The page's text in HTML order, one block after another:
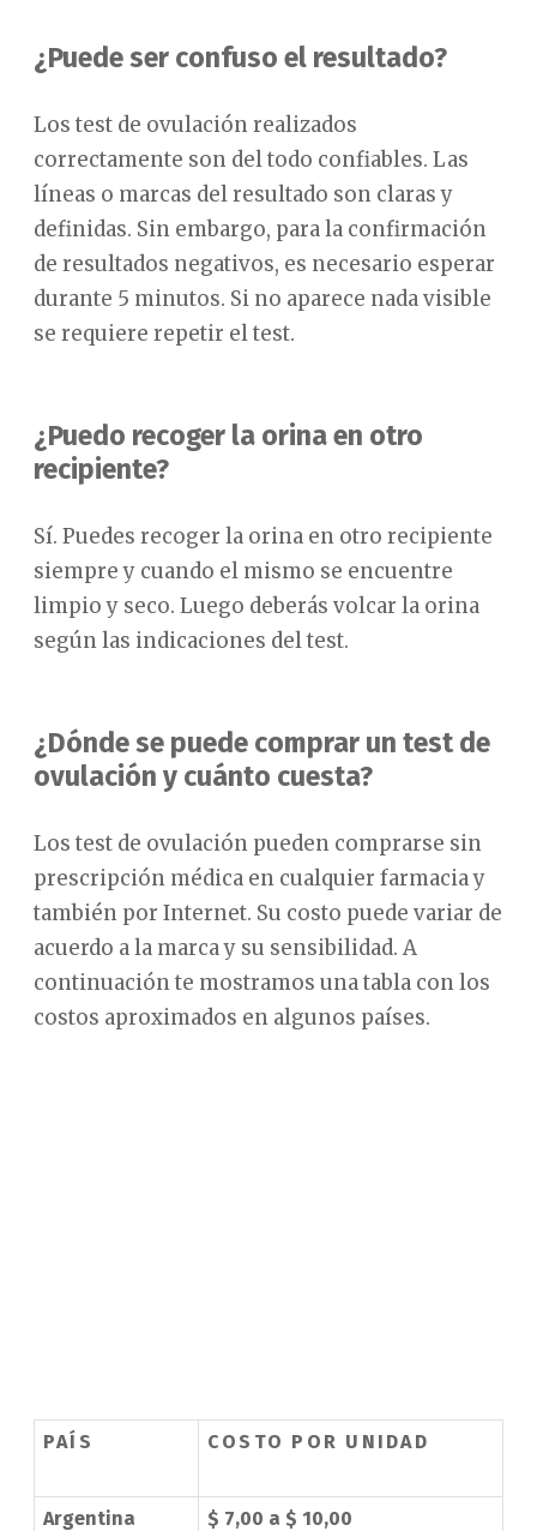
¿Puede ser confuso el resultado?
Los test de ovulación realizados
correctamente son del todo confiables. Las
líneas o marcas del resultado son claras y
definidas. Sin embargo, para la confirmación
de resultados negativos, es necesario esperar
durante 5 minutos. Si no aparece nada visible
se requiere repetir el test.
¿Puedo recoger la orina en otro
recipiente?
Sí. Puedes recoger la orina en otro recipiente
siempre y cuando el mismo se encuentre
limpio y seco. Luego deberás volcar la orina
según las indicaciones del test.
¿Dónde se puede comprar un test de
ovulación y cuánto cuesta?
Los test de ovulación pueden comprarse sin
prescripción médica en cualquier farmacia y
también por Internet. Su costo puede variar de
acuerdo a la marca y su sensibilidad. A
continuación te mostramos una tabla con los
costos aproximados en algunos países.
PAÍS COSTO POR UNIDAD
Argentina $ 7,00 a $ 10,00